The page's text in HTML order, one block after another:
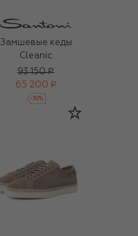
Замшевые кеды
Cleanic
93 150 ₽
65 200 ₽
-30%